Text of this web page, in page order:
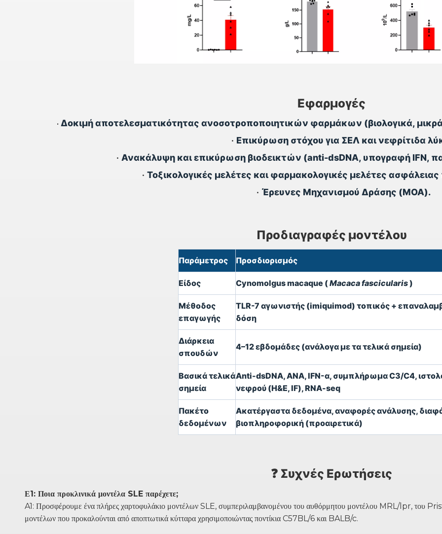
Εφαρμογές
• Δοκιμή αποτελεσματικότητας ανοσοτροποποιητικών φαρμάκων (βιολογικά,
• Επικύρωση στόχου για ΣΕΛ και νεφρίτιδα
• Ανακάλυψη και επικύρωση βιοδεικτών (anti-dsDNA, υπογραφή IFN,
• Τοξικολογικές μελέτες και φαρμακολογικές μελέτες
• Έρευνες Μηχανισμού Δράσης (MOA).
Προδιαγραφές μοντέλου
Παράμετρος Προσδιορισμός
Είδος Cynomolgus macaque (Macaca fascicularis)
Μέθοδος
επαγωγής
TLR-7 αγωνιστής (imiquimod) τοπικός +
δόση
Διάρκεια
σπουδών
4–12 εβδομάδες (ανάλογα με τα τελικά σημεία)
Βασικά τελικά
σημεία
Anti-dsDNA, ANA, IFN-α, συμπλήρωμα C3/C4,
νεφρού (H&E, IF), RNA-seq
Πακέτο
δεδομένων
Ακατέργαστα δεδομένα, αναφορές ανάλυσης,
βιοπληροφορική (προαιρετικά)
❓ Συχνές Ερωτήσεις
Ε1: Ποια προκλινικά μοντέλα SLE παρέχετε;
A1: Προσφέρουμε ένα πλήρες χαρτοφυλάκιο μοντέλων SLE, συμπεριλαμβανομένου του αυθόρμητου μοντέλου MRL/lpr, του
μοντέλων που προκαλούνται από αποπτωτικά κύτταρα χρησιμοποιώντας ποντίκια C57BL/6 και BALB/c.